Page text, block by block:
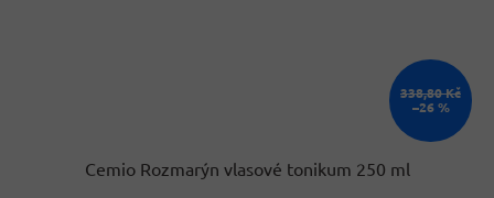
338,80 Kč
–26 %
Cemio Rozmarýn vlasové tonikum 250 ml